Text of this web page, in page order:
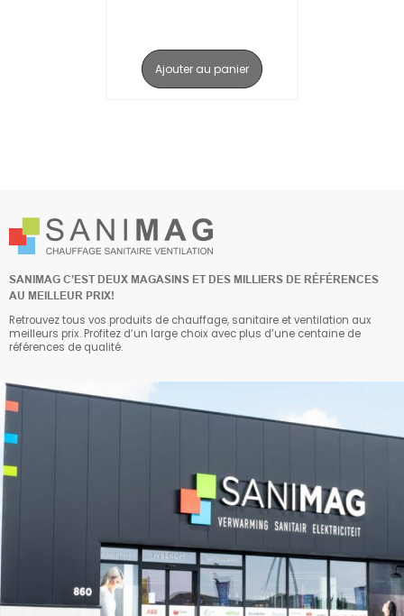
Ajouter au panier
SANIMAG C’EST DEUX MAGASINS ET DES MILLIERS DE RÉFÉRENCES
AU MEILLEUR PRIX!
Retrouvez tous vos produits de chauffage, sanitaire et ventilation aux
meilleurs prix. Profitez d’un large choix avec plus d’une centaine de
références de qualité.